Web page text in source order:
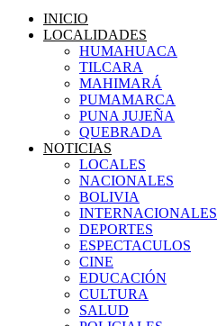
INICIO
LOCALIDADES
HUMAHUACA
TILCARA
MAHIMARÁ
PUMAMARCA
PUNA JUJEÑA
QUEBRADA
NOTICIAS
LOCALES
NACIONALES
BOLIVIA
INTERNACIONALES
DEPORTES
ESPECTACULOS
CINE
EDUCACIÓN
CULTURA
SALUD